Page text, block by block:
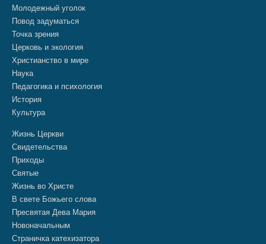
Молодежный уголок
Повод задуматься
Точка зрения
Церковь и экология
Христианство в мире
Наука
Педагогика и психология
История
Культура
Жизнь Церкви
Свидетельства
Приходы
Святые
Жизнь во Христе
В свете Божьего слова
Пресвятая Дева Мария
Новоначальным
Страничка катехизатора